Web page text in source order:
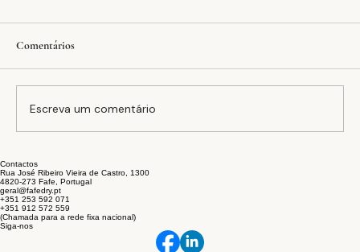
A equação FAFEDRY: inovação, estabilidade e
sustentabilidade no setor têxtil
Comentários
Escreva um comentário
Contactos
Rua José Ribeiro Vieira de Castro, 1300
4820-273 Fafe, Portugal
geral@fafedry.pt
+351 253 592 071
+351 912 572 559
(Chamada para a rede fixa nacional)
Siga-nos